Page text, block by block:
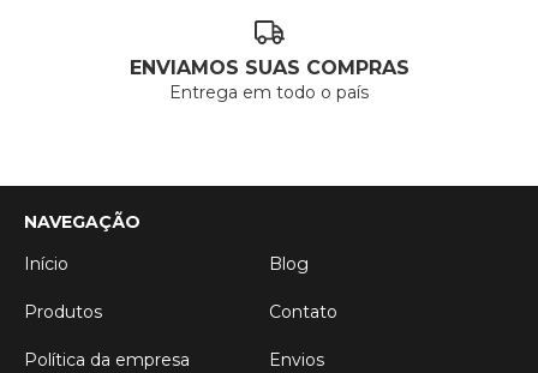
ENVIAMOS SUAS COMPRAS
Entrega em todo o país
NAVEGAÇÃO
Início
Blog
Produtos Contato
Política da empresa Envios